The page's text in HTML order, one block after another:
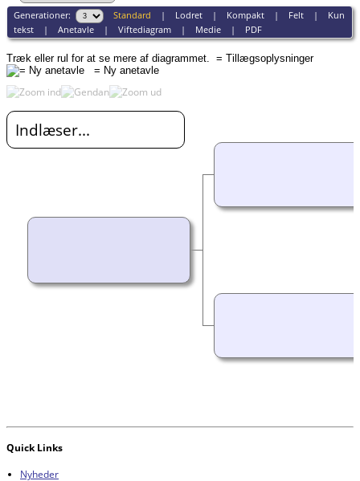
Generationer: Standard | Lodret| Kompakt| Felt| Kun
tekst| Anetavle| Viftediagram| Medie| PDF
Træk eller rul for at se mere af diagrammet. = Tillægsoplysninger
= Ny anetavle
Indlæser...
Quick Links
Nyheder